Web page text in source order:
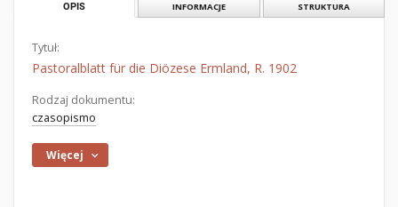
OPIS INFORMACJE STRUKTURA
Tytuł:
Pastoralblatt für die Diözese Ermland, R. 1902
Rodzaj dokumentu:
czasopismo
Więcej